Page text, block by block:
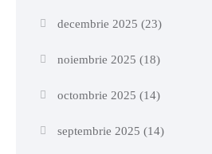
decembrie 2025 (23)
noiembrie 2025 (18)
octombrie 2025 (14)
septembrie 2025 (14)